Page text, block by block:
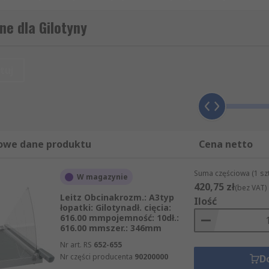
Państwo zamówić także inne produkty z grupy
Urządzenia informatyczne, pomiarowe i bezpieczeństwa
do konkretnej marki artykułów z kategorii
według jego nazwy, producenta czy dostępności w
pomiarowe i bezpieczeństwa, wybieramy tylko te
też produkty wytwarzane bezpośrednio przez RS,
to możliwe, staramy się błyskawicznie dostarczyć
dla Gilotyny
dane produktu Cena netto
W magazynie
Leitz Obcinakrozm.: A3typ
łopatki: Gilotynadł. cięcia:
616.00 mmpojemność: 10dł.:
616.00 mmszer.: 346mm
Nr art. RS 652-655
Nr części producenta 90200000
Suma częściowa (1
420,75 zł(bez VAT)
Ilość